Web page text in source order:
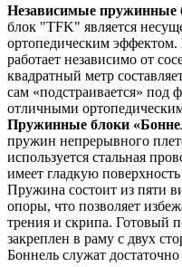
Независимые пружинные
блок "TFK" является
ортопедическим
работает независимо от
квадратный метр
сам «подстраивается» под
отличными
Пружинные блоки
пружин непрерывного
используется стальная
имеет гладкую
Пружина состоит из пяти
опоры, что позволяет
трения и скрипа. Готовый
закреплен в раму с двух
Боннель служат